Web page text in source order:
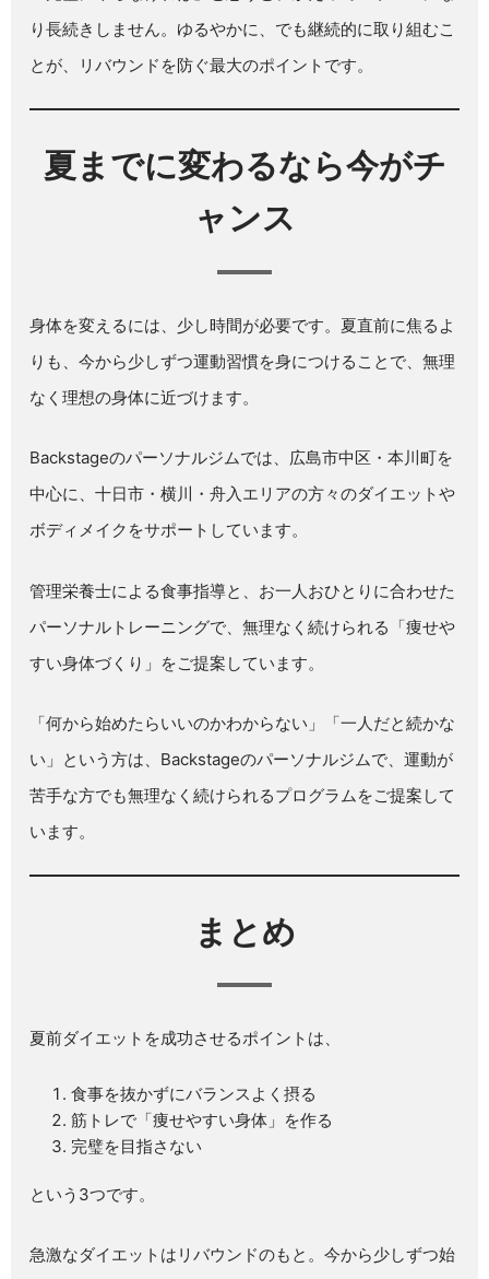
り長続きしません。ゆるやかに、でも継続的に取り組むこ
とが、リバウンドを防ぐ最大のポイントです。
夏までに変わるなら今がチ
ャンス
身体を変えるには、少し時間が必要です。夏直前に焦るよ
りも、今から少しずつ運動習慣を身につけることで、無理
なく理想の身体に近づけます。
Backstageのパーソナルジムでは、広島市中区・本川町を
中心に、十日市・横川・舟入エリアの方々のダイエットや
ボディメイクをサポートしています。
管理栄養士による食事指導と、お一人おひとりに合わせた
パーソナルトレーニングで、無理なく続けられる「痩せや
すい身体づくり」をご提案しています。
「何から始めたらいいのかわからない」「一人だと続かな
い」という方は、 Backstageのパーソナルジムで、運動が
苦手な方でも無理なく続けられるプログラムをご提案して
います。
まとめ
夏前ダイエットを成功させるポイントは、
食事を抜かずにバランスよく摂る
筋トレで「痩せやすい身体」を作る
完璧を目指さない
という3つです。
急激なダイエットはリバウンドのもと。今から少しずつ始